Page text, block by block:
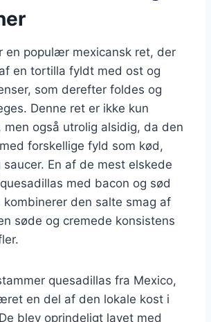
en populær mexicansk ret, der
en tortilla fyldt med ost og
som derefter foldes og
Denne ret er ikke kun
men også utrolig alsidig, da den
forskellige fyld som kød,
saucer. En af de mest elskede
med bacon og sød
den salte smag af
søde og cremede konsistens
quesadillas fra Mexico,
en del af den lokale kost i
blev oprindeligt lavet med